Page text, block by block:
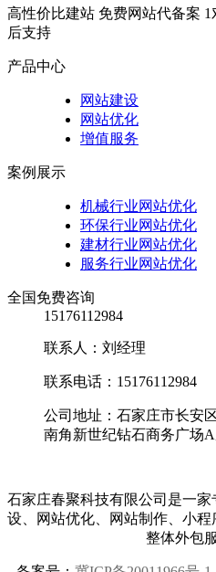
高性价比建站 免费网站代备案 1
后支持
产品中心
网站建设
网站优化
增值服务
案例展示
机械行业网站优化
环保行业网站优化
建材行业网站优化
服务行业网站优化
全国免费咨询
15176112984
联系人：刘经理
联系电话：15176112984
公司地址：石家庄市长安
南角新世纪钻石商务广场
石家庄春聚科技有限公司是一
设、网站优化、网站制作、小
整体外包